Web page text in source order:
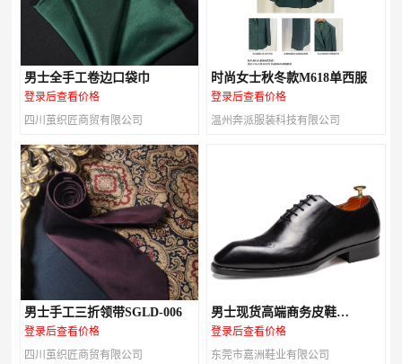
男士全手工卷边口袋巾
登录后查看价格
四川茧织匠商贸有限公司
时尚女士秋冬款M618单西服
登录后查看价格
温州奔派服装科技有限公司
男士手工三折领带SGLD-006
登录后查看价格
四川茧织匠商贸有限公司
男士现货高端商务皮鞋
M147A03
登录后查看价格
东莞市嘉洲鞋业有限公司